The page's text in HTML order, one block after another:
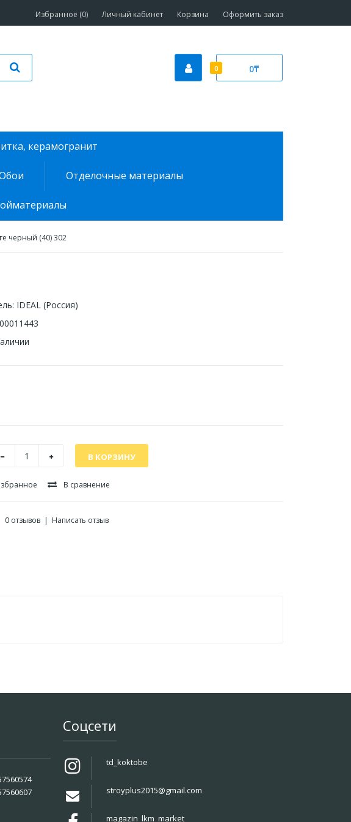
Избранное (0) Личный кабинет Корзина Оформить заказ
0 0₸
керамогранит
Отделочные материалы
черный (40) 302
IDEAL (Россия)
00011443
В сравнение
0 отзывов | Написать отзыв
Соцсети
td_koktobe
stroyplus2015@gmail.com
magazin_lkm_market